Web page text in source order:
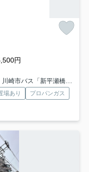
円
ス「新平瀬橋」 停歩9分
場あり
プロパンガス